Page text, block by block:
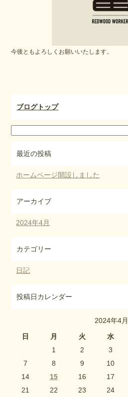
今後ともよろしくお願いいたします。
ブログトップ
最近の投稿
ホームページ開設しました
アーカイブ
2024年4月
カテゴリー
日記
投稿日カレンダー
2024年4月
日
月 火 水
1
2 3
7
8 9 10
14
15 16 17
21
22 23 24